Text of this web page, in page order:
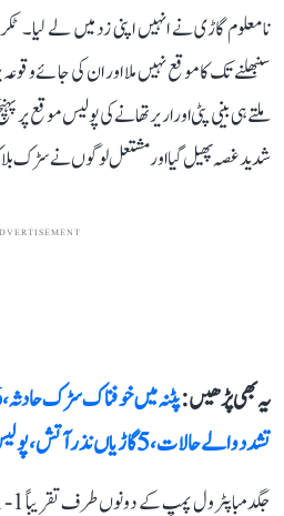
نامعلوم گاڑی نے انہیں اپنی زد میں لے لیا۔
سنبھلنے تک کا موقع نہیں ملا اور ان کی جائے
ملتے ہی بینی پٹی اور اریر تھانے کی پولیس موقع پر
شدید غصہ پھیل گیا اور مشتعل لوگوں نے سڑک
یہ بھی پڑھیں :
تشدد والے حالات، 5 گاڑیاں نذر آتش، پولیس پر پتھراؤ